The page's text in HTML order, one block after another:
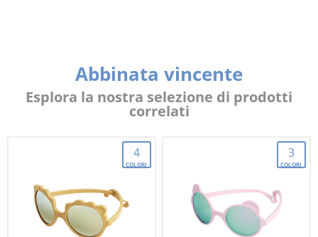
Abbinata vincente
Esplora la nostra selezione di prodotti
correlati
4
COLORI
3
COLORI